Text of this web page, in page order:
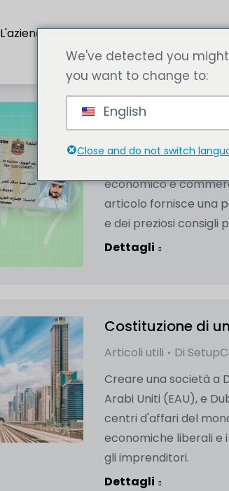
L'azienda Servizi Articolo
Assicurazione
L'assicurazione
economico e
articolo fornisce una
e dei preziosi consigli
Dettagli
Costituzione di
Articoli utili Di
Creare una società a
Arabi Uniti (EAU), e
centri d'affari del
economiche liberali e
gli imprenditori.
Dettagli
We've detected you
you want to change to:
English
Close and do not switch